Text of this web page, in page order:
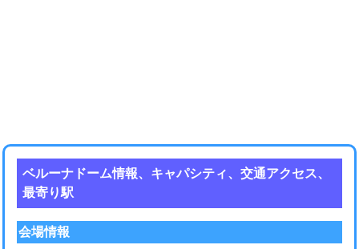
ベルーナドーム情報、キャパシティ、交通アクセス、
最寄り駅
会場情報